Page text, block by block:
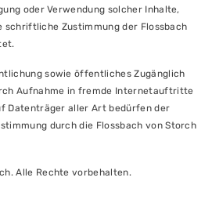
oder Verwendung solcher Inhalte,
schriftliche Zustimmung der Flossbach
sowie öffentliches Zugänglich
Aufnahme in fremde Internetauftritte
Datenträger aller Art bedürfen der
durch die Flossbach von Storch
Alle Rechte vorbehalten.